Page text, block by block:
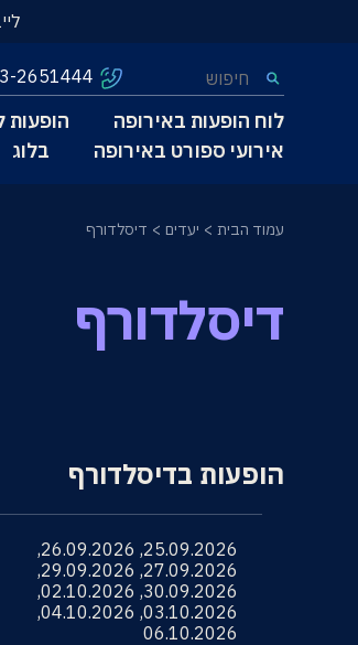
2651444
לוח הופעות באירופה הופעות
אירועי ספורט באירופה
בלוג
עמוד הבית יעדים דיסלדורף
דיסלדורף
הופעות בדיסלדורף
25.09.2026
,
26.09.2026
,
27.09.2026
,
29.09.2026
,
30.09.2026
,
02.10.2026
,
03.10.2026
,
04.10.2026
,
06.10.2026